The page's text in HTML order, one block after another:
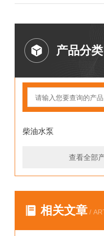
产品分类
柴油水泵
查看全部
相关文章 /